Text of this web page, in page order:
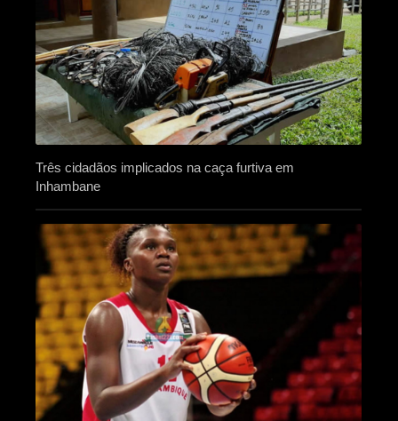
Três cidadãos implicados na caça furtiva em
Inhambane